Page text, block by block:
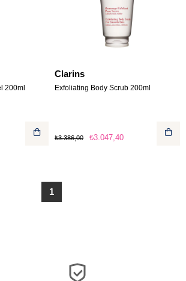
200ml
Clarins
Exfoliating Body Scrub 200ml
₺3.047,40
₺3.386,00
1